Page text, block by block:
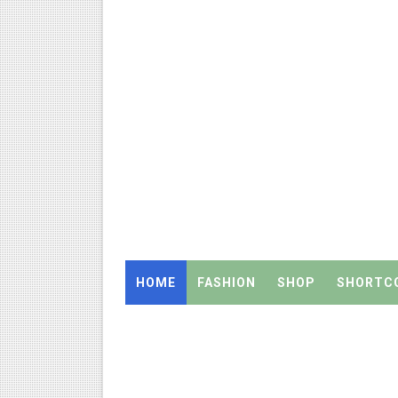
TN Teachers Leave Rules:
Census 2027:
TN Budget Assembly
நாமக்கல் மாவட்டம்: மக்கள்
HOME FASHION SHOP